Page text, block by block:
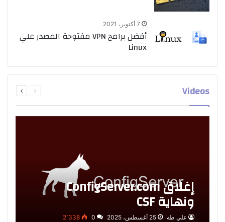
7 أكتوبر، 2021
أفضل برامج VPN مفتوحة المصدر علي
Linux
Videos
الصفحة
إغلاق ConfigServer.com
ونهاية CSF
علي طه 25 أغسطس، 2025 0 2٬338